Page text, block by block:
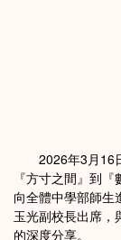
2026年3月16日
『方寸之間』到
向全體中學部師生
玉光副校長出席，
的深度分享。